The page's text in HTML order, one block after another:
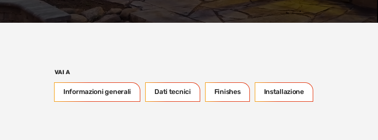
VAI A
Informazioni generali Dati tecnici Finishes Installazione